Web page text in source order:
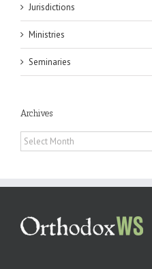
Jurisdictions
Ministries
Seminaries
Archives
Archives